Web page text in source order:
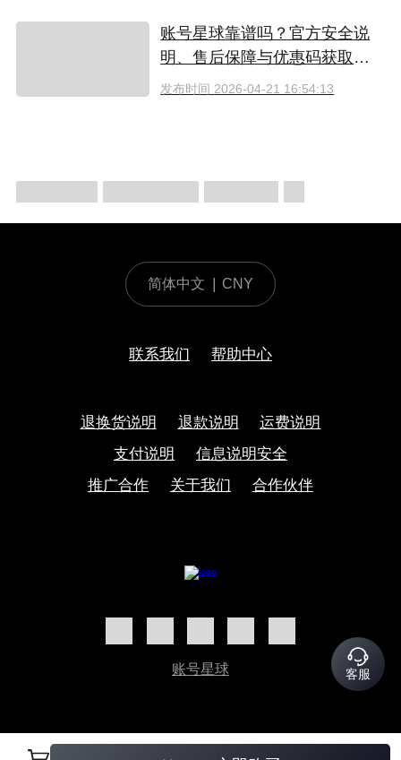
账号星球靠谱吗？官方安全说
明、售后保障与优惠码获取指
南（2026）
发布时间 2026-04-21 16:54:13
简体中文 CNY
联系我们 帮助中心
退换货说明 退款说明
运费说明
支付说明
信息说明安全
推广合作
关于我们 合作伙伴
账号星球 客服